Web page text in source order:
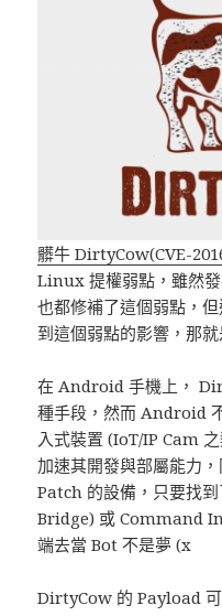
髒牛 DirtyCow(CVE-
Linux 提權弱點，雖然
也都修補了這個弱點，
到這個弱點的影響，那
在 Android 手機上，
種手段，然而 Android
入式裝置 (IoT/IP Cam
加速其開發與部屬能力
Patch 的設備，只要找
Bridge) 或 Command
端去當 Bot 不是夢 (x
DirtyCow 的 Payload